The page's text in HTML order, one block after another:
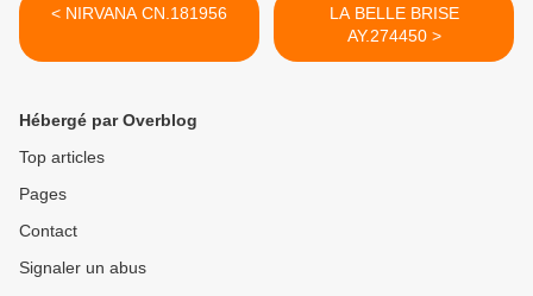
< NIRVANA CN.181956
LA BELLE BRISE
AY.274450 >
Hébergé par Overblog
Top articles
Pages
Contact
Signaler un abus